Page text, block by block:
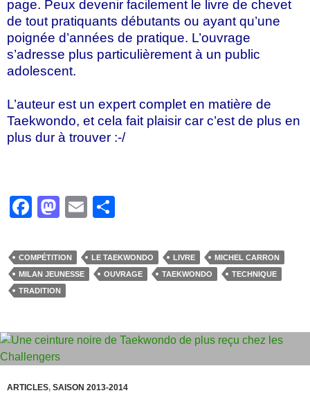
page. Peux devenir facilement le livre de chevet
de tout pratiquants débutants ou ayant qu’une
poignée d’années de pratique. L’ouvrage
s’adresse plus particulièrement à un public
adolescent.
L’auteur est un expert complet en matière de
Taekwondo, et cela fait plaisir car c’est de plus en
plus dur à trouver :-/
F
c
e
b
o
k
M
st
o
d
n
E
ail ta
g
COMPÉTITION LE TAEKWONDO LIVRE
MICHEL CARRON
MILAN JEUNESSE
OUVRAGE TAEKWONDO
TECHNIQUE
TRADITION
ARTICLES, SAISON 2013-2014